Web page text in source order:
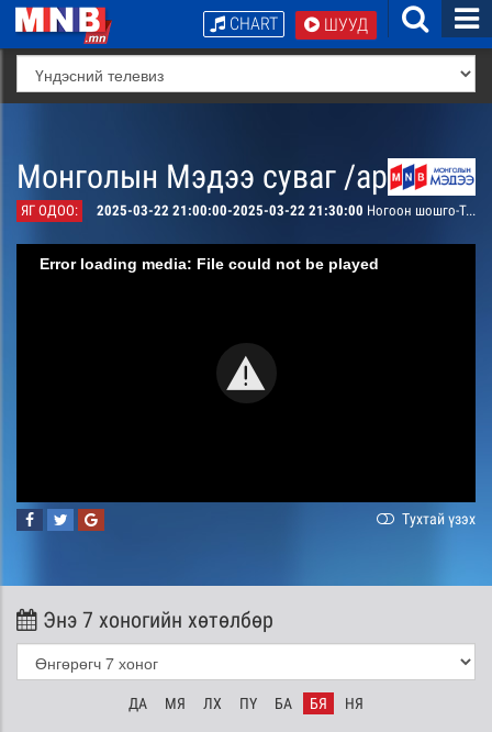
ШУУД
CHART
Монголын Мэдээ суваг /архив/
ЯГ ОДОО: 2025-03-22 21:00:00-2025-03-22 21:30:00 Ногоон шошго-Тэрэлж “тархинасаа” ялзарч байна
Error loading media: File could not be played
Тухтай үзэх
Энэ 7 хоногийн хөтөлбөр
ДА МЯ ЛХ ПҮ БА БЯ НЯ